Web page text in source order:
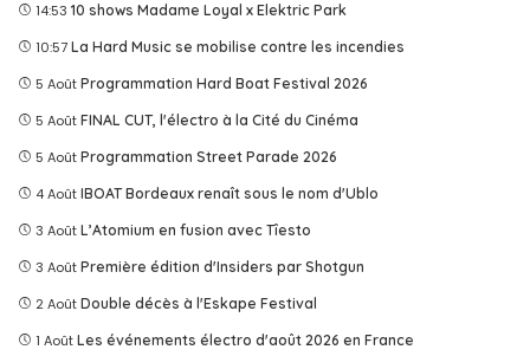
14:53 10 shows Madame Loyal x Elektric Park
10:57 La Hard Music se mobilise contre les incendies
5 Août Programmation Hard Boat Festival 2026
5 Août FINAL CUT, l'électro à la Cité du Cinéma
5 Août Programmation Street Parade 2026
4 Août IBOAT Bordeaux renaît sous le nom d'Ublo
3 Août L’Atomium en fusion avec Tîesto
3 Août Première édition d'Insiders par Shotgun
2 Août Double décès à l'Eskape Festival
1 Août Les événements électro d'août 2026 en France